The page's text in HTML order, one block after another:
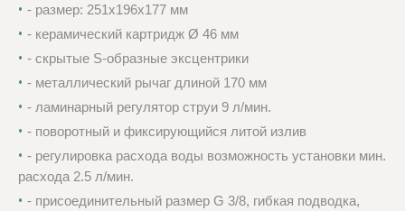
- размер: 251х196х177 мм
- керамический картридж Ø 46 мм
- скрытые S-образные эксцентрики
- металлический рычаг длиной 170 мм
- ламинарный регулятор струи 9 л/мин.
- поворотный и фиксирующийся литой излив
- регулировка расхода воды возможность установки мин.
расхода 2.5 л/мин.
- присоединительный размер G 3/8, гибкая подводка,